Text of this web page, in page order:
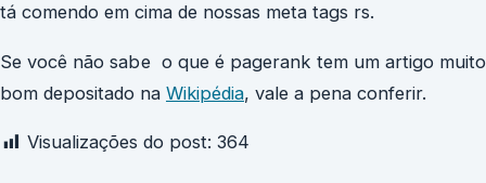
tá comendo em cima de nossas meta tags rs.
Se você não sabe o que é pagerank tem um artigo muito
bom depositado na Wikipédia, vale a pena conferir.
Visualizações do post: 364